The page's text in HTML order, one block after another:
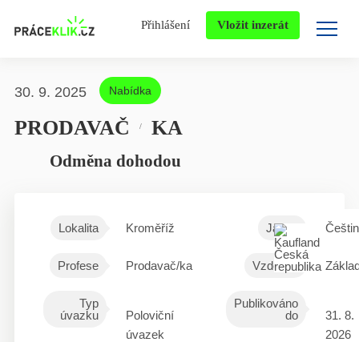
Přihlášení Vložit inzerát
30. 9. 2025 Nabídka
PRODAVAČ / KA
Odměna dohodou
Lokalita Kroměříž Jazyk
Profese Prodavač/ka Vzdělání
Typ
úvazku
Poloviční
úvazek
Publikováno
do
31. 8.
2026